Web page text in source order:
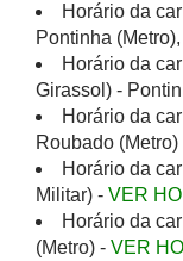
Horário da
Pontinha
Horário da
Girassol) -
Horário da
Roubado (Metro)
Horário da
Militar) - VER
Horário da
(Metro) - VER